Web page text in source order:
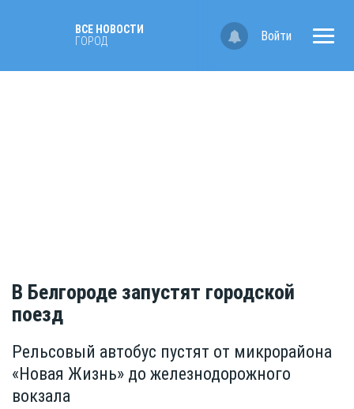
ВСЕ НОВОСТИ
ГОРОД
Войти
В Белгороде запустят городской
поезд
Рельсовый автобус пустят от микрорайона
«Новая Жизнь» до железнодорожного
вокзала